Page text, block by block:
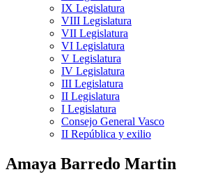
IX Legislatura
VIII Legislatura
VII Legislatura
VI Legislatura
V Legislatura
IV Legislatura
III Legislatura
II Legislatura
I Legislatura
Consejo General Vasco
II República y exilio
Amaya Barredo Martin